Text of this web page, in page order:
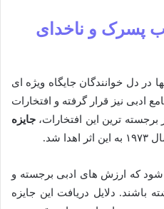
پسرک و ناخدای
در دل خوانندگان جایگاه ویژه ای
ادبی نیز قرار گرفته و افتخارات
ترین این افتخارات، جایزه
شد.
شود که ارزش های ادبی برجسته و
باشند. دلایل دریافت این جایزه